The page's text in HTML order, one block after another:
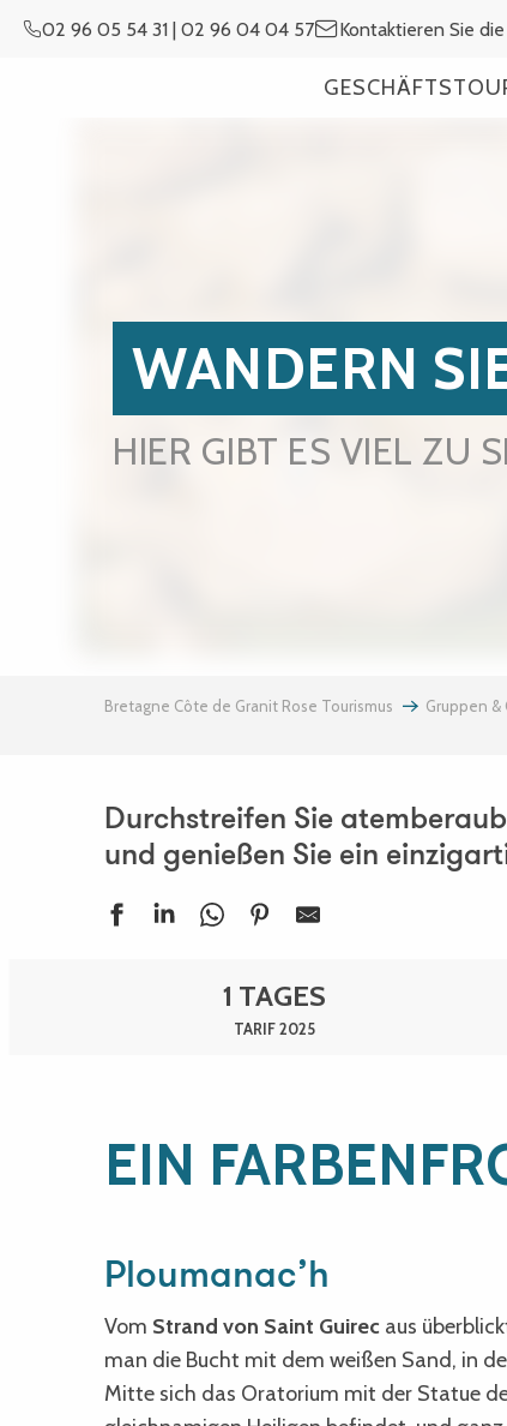
02 96 05 54 31 | 02 96 04 04 57 Kontaktieren Sie
WANDERN
HIER GIBT ES VIEL ZU
Bretagne Côte de Granit Rose Tourismus Gruppen &
Durchstreifen Sie
und genießen Sie ein
1 TAGES
TARIF 2025
EIN
Ploumanac’h
Vom Strand von Saint Guirec aus
man die Bucht mit dem weißen Sand, in
Mitte sich das Oratorium mit der Statue